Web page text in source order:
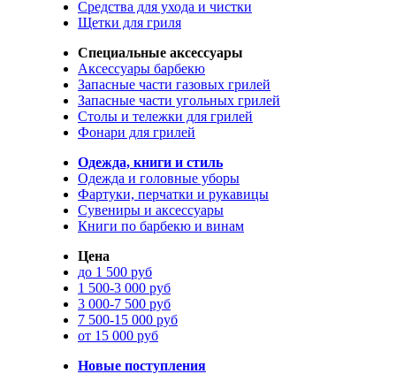
Средства для ухода и чистки
Щетки для гриля
Специальные аксессуары
Аксессуары барбекю
Запасные части газовых грилей
Запасные части угольных грилей
Столы и тележки для грилей
Фонари для грилей
Одежда, книги и стиль
Одежда и головные уборы
Фартуки, перчатки и рукавицы
Сувениры и аксессуары
Книги по барбекю и винам
Цена
до 1 500 руб
1 500-3 000 руб
3 000-7 500 руб
7 500-15 000 руб
от 15 000 руб
Новые поступления